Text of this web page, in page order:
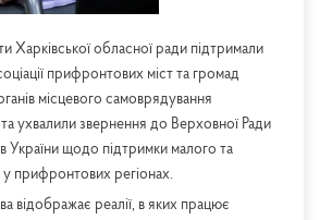
Харківської обласної ради підтримали
прифронтових міст та громад
місцевого самоврядування
та ухвалили звернення до Верховної Ради
України щодо підтримки малого та
прифронтових регіонах.
відображає реалії, в яких працює